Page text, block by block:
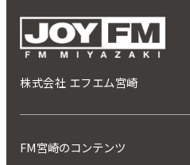
株式会社 エフエム宮崎
FM宮崎のコンテンツ